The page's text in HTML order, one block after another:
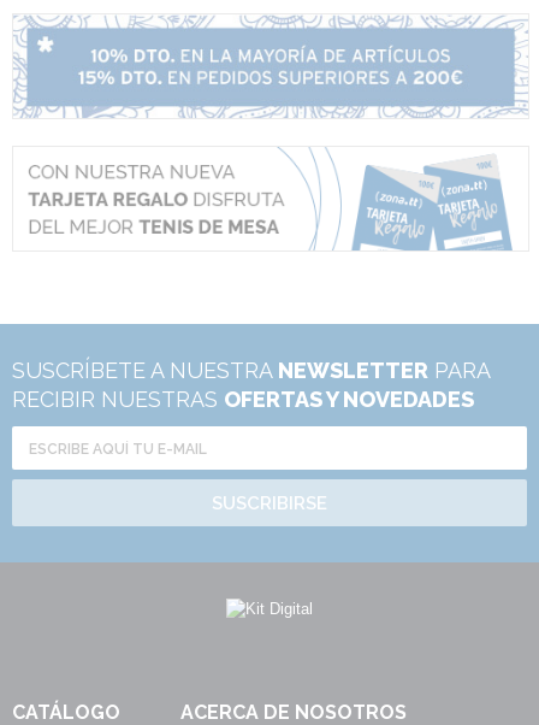
SUSCRÍBETE A NUESTRA NEWSLETTER PARA
RECIBIR NUESTRAS OFERTAS Y NOVEDADES
SUSCRIBIRSE
CATÁLOGO ACERCA DE NOSOTROS